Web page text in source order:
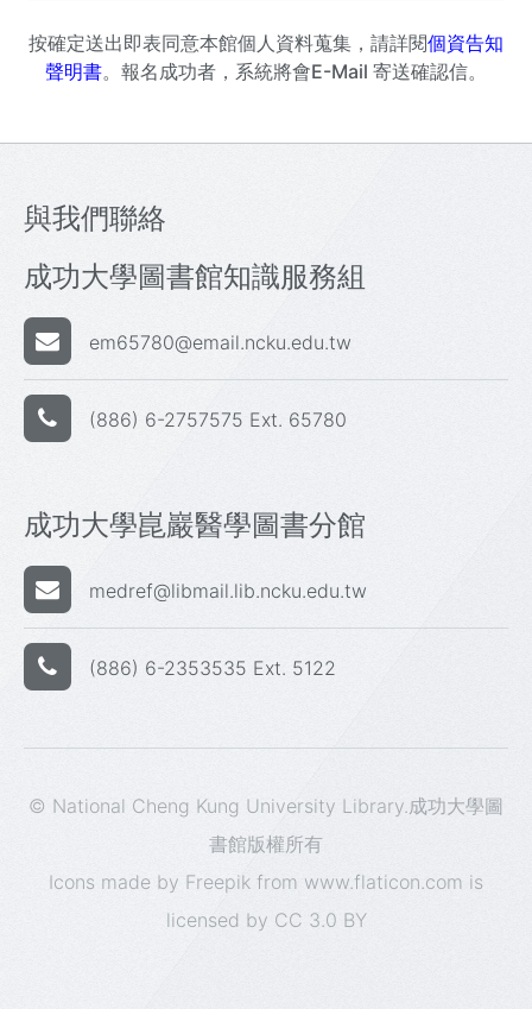
按確定送出即表同意本館個人資料蒐集，請詳閱個資告知
聲明書。報名成功者，系統將會E-Mail 寄送確認信。
與我們聯絡
成功大學圖書館知識服務組
em65780@email.ncku.edu.tw
(886) 6-2757575 Ext. 65780
成功大學崑巖醫學圖書分館
medref@libmail.lib.ncku.edu.tw
(886) 6-2353535 Ext. 5122
© National Cheng Kung University Library.成功大學圖
書館版權所有
Icons made by Freepik from www.flaticon.com is
licensed by CC 3.0 BY